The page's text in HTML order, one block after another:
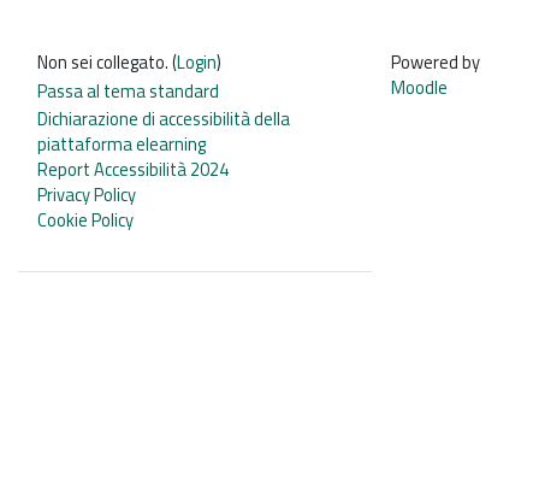
Non sei collegato. (Login)
Passa al tema standard
Dichiarazione di accessibilità della
piattaforma elearning
Report Accessibilità 2024
Privacy Policy
Cookie Policy
Powered by
Moodle